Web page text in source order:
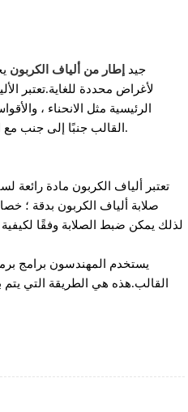
جيد إطار من ألياف الكربون
لأغراض محددة للغاية.تعتبر
الرئيسية مثل الانحناء ،
القالب جنبًا إلى جنب مع القوالب المتوسطة القياسية والألياف عالية القوة لخلق متانة جيدة لإطار الكربون والأداء وجودة الركوب.
تعتبر ألياف الكربون مادة
صلابة ألياف الكربون بدقة ؛
لذلك يمكن ضبط الصلابة وفقًا
يستخدم المهندسون برامج
القالب.هذه هي الطريقة التي يتم